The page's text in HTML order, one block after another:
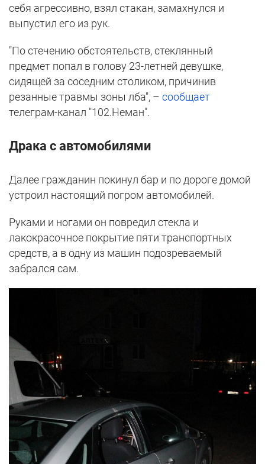
себя агрессивно, взял стакан, замахнулся и
выпустил его из рук.
"По стечению обстоятельств, стеклянный
предмет попал в голову 23-летней девушке,
сидящей за соседним столиком, причинив
резанные травмы зоны лба", – сообщает
телеграм-канал "102.Неман".
Драка с автомобилями
Далее гражданин покинул бар и по дороге домой
устроил настоящий погром автомобилей.
Руками и ногами он повредил стекла и
лакокрасочное покрытие пяти транспортных
средств, а в одну из машин подозреваемый
забрался сам.